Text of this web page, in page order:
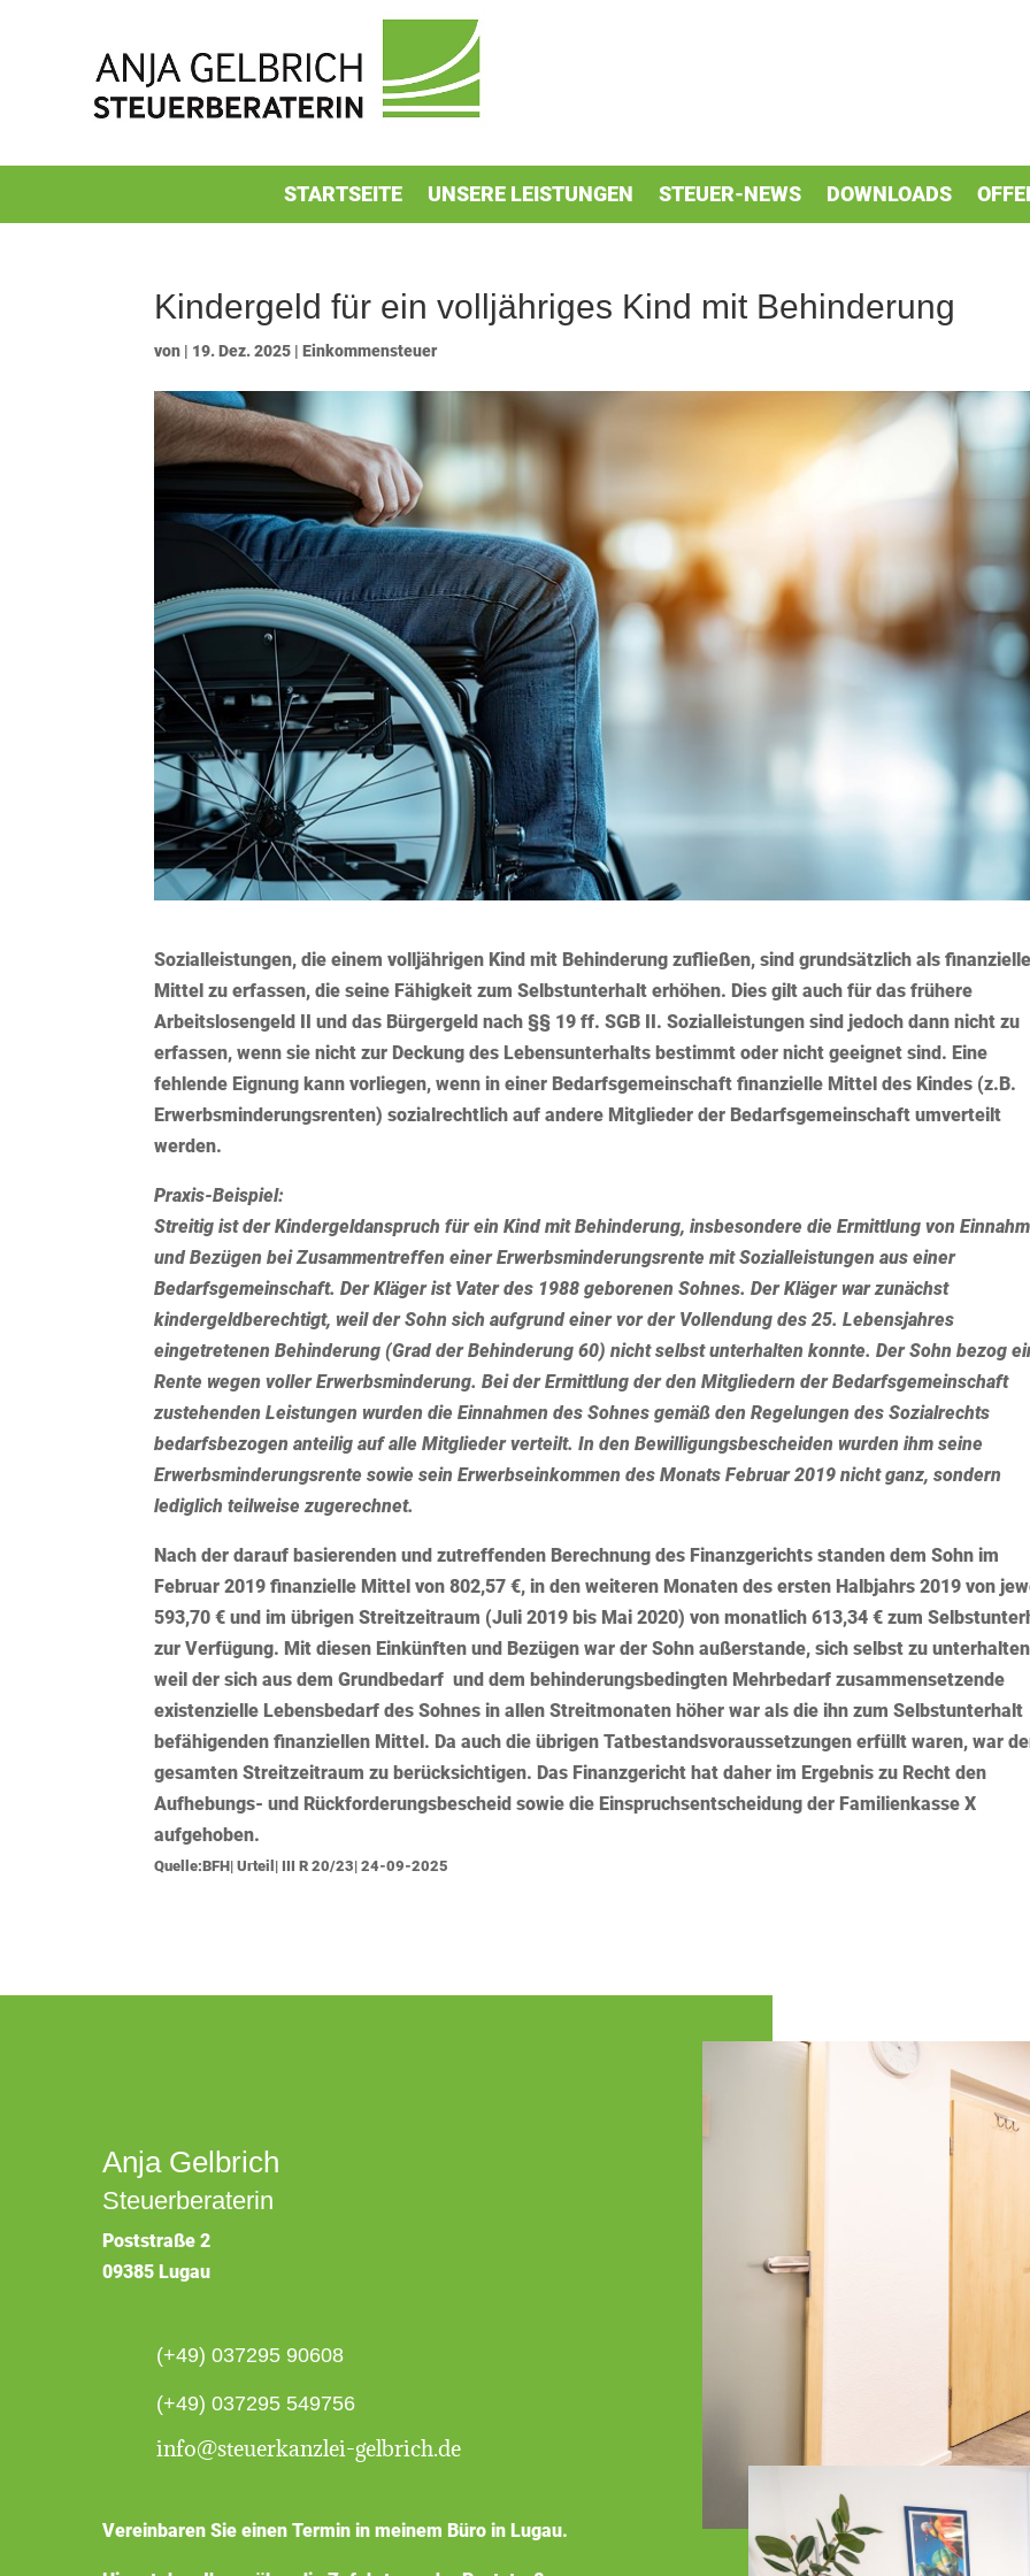
STARTSEITE UNSERE LEISTUNGEN STEUER-NEWS DOWNLOADS
Kindergeld für ein volljähriges Kind mit Behinderung
von | 19. Dez. 2025 |Einkommensteuer
Sozialleistungen, die einem volljährigen Kind mit Behinderung zufließen, sind grundsätzlich als finanzielle
Mittel zu erfassen, die seine Fähigkeit zum Selbstunterhalt erhöhen. Dies gilt auch für das frühere
Arbeitslosengeld II und das Bürgergeld nach §§ 19 ff. SGB II. Sozialleistungen sind jedoch dann nicht zu
erfassen, wenn sie nicht zur Deckung des Lebensunterhalts bestimmt oder nicht geeignet sind. Eine
fehlende Eignung kann vorliegen, wenn in einer Bedarfsgemeinschaft finanzielle Mittel des Kindes (z.B.
Erwerbsminderungsrenten)sozialrechtlich auf andere Mitglieder der Bedarfsgemeinschaft umverteilt
werden.
Praxis-Beispiel:
Streitig ist der Kindergeldanspruch für ein Kind mit Behinderung, insbesondere die Ermittlung von
und Bezügen bei Zusammentreffen einer Erwerbsminderungsrente mit Sozialleistungen aus einer
Bedarfsgemeinschaft. Der Kläger ist Vater des 1988 geborenen Sohnes. Der Kläger war zunächst
kindergeldberechtigt, weil der Sohn sich aufgrund einer vor der Vollendung des 25. Lebensjahres
eingetretenen Behinderung (Grad der Behinderung 60) nicht selbst unterhalten konnte. Der Sohn bezog
Rente wegen voller Erwerbsminderung. Bei der Ermittlung der den Mitgliedern der Bedarfsgemeinschaft
zustehenden Leistungen wurden die Einnahmen des Sohnes gemäß den Regelungen des Sozialrechts
bedarfsbezogen anteilig auf alle Mitglieder verteilt. In den Bewilligungsbescheiden wurden ihm seine
Erwerbsminderungsrente sowie sein Erwerbseinkommen des Monats Februar 2019 nicht ganz, sondern
lediglich teilweise zugerechnet.
Nach der darauf basierenden und zutreffenden Berechnung des Finanzgerichts standen dem Sohn im
Februar 2019 finanzielle Mittel von 802,57 €, in den weiteren Monaten des ersten Halbjahrs 2019 von
593,70 € und im übrigen Streitzeitraum (Juli 2019 bis Mai 2020) von monatlich 613,34 € zum
zur Verfügung. Mit diesen Einkünften und Bezügen war der Sohn außerstande, sich selbst zu
weil der sich aus dem Grundbedarf und dem behinderungsbedingten Mehrbedarf zusammensetzende
existenzielle Lebensbedarf des Sohnes in allen Streitmonaten höher war als die ihn zum Selbstunterhalt
befähigenden finanziellen Mittel. Da auch die übrigen Tatbestandsvoraussetzungen erfüllt waren, war
gesamten Streitzeitraum zu berücksichtigen. Das Finanzgericht hat daher im Ergebnis zu Recht den
Aufhebungs- und Rückforderungsbescheid sowie die Einspruchsentscheidung der Familienkasse X
aufgehoben.
Quelle:BFH| Urteil| III R 20/23| 24-09-2025
Anja Gelbrich
Steuerberaterin
Poststraße 2
09385 Lugau
(+49) 037295 90608
(+49) 037295 549756
info@steuerkanzlei-gelbrich.de
Vereinbaren Sie einen Termin in meinem Büro in Lugau.